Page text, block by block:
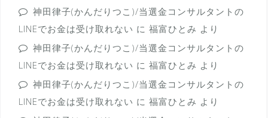
神田律子(かんだりつこ)/当選金コンサルタントの
LINEでお金は受け取れない に 福富ひとみ より
神田律子(かんだりつこ)/当選金コンサルタントの
LINEでお金は受け取れない に 福富ひとみ より
神田律子(かんだりつこ)/当選金コンサルタントの
LINEでお金は受け取れない に 福富ひとみ より